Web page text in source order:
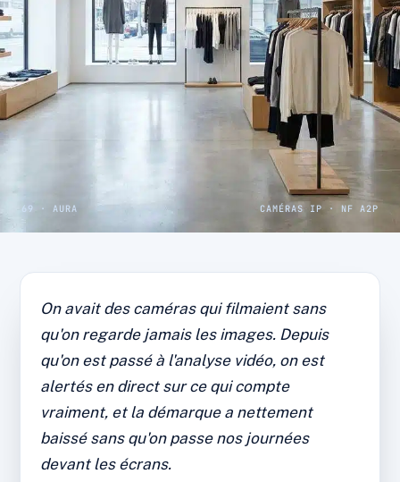
69 · AURA CAMÉRAS IP · NF A2P
Commerce : démarque
inconnue divisée par deux
après la pose des caméras
Caméras IP, analyse vidéo et accès distant.
Diagnostic, installation et SAV par l'équipe interne
Connexit, sans sous-traitance, dans le respect du
RGPD.
On avait des caméras qui filmaient sans
qu'on regarde jamais les images. Depuis
qu'on est passé à l'analyse vidéo, on est
alertés en direct sur ce qui compte
vraiment, et la démarque a nettement
baissé sans qu'on passe nos journées
devant les écrans.